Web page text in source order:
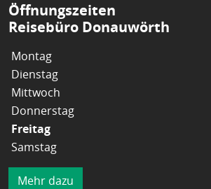
Öffnungszeiten
Reisebüro Donauwörth
Montag
Dienstag
Mittwoch
Donnerstag
Freitag
Samstag
Mehr dazu